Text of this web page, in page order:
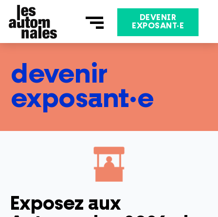
contenu
DEVENIR
EXPOSANT·E
devenir
exposant·e
Exposez aux